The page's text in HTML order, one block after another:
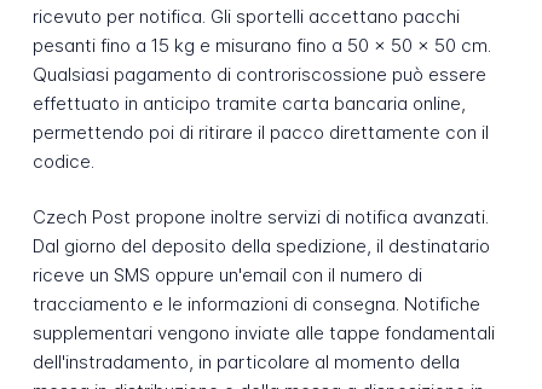
ricevuto per notifica. Gli sportelli accettano pacchi
pesanti fino a 15 kg e misurano fino a 50 × 50 × 50 cm.
Qualsiasi pagamento di controriscossione può essere
effettuato in anticipo tramite carta bancaria online,
permettendo poi di ritirare il pacco direttamente con il
codice.
Czech Post propone inoltre servizi di notifica avanzati.
Dal giorno del deposito della spedizione, il destinatario
riceve un SMS oppure un'email con il numero di
tracciamento e le informazioni di consegna. Notifiche
supplementari vengono inviate alle tappe fondamentali
dell'instradamento, in particolare al momento della